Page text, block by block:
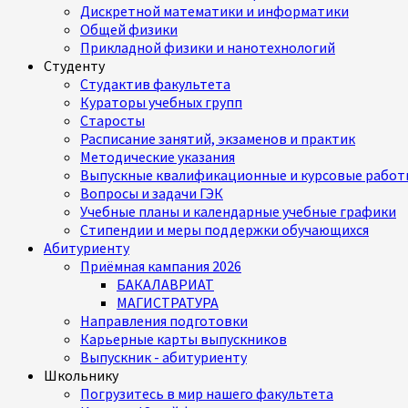
Дискретной математики и информатики
Общей физики
Прикладной физики и нанотехнологий
Студенту
Студактив факультета
Кураторы учебных групп
Старосты
Расписание занятий, экзаменов и практик
Методические указания
Выпускные квалификационные и курсовые
Вопросы и задачи ГЭК
Учебные планы и календарные учебные графики
Стипендии и меры поддержки обучающихся
Абитуриенту
Приёмная кампания 2026
БАКАЛАВРИАТ
МАГИСТРАТУРА
Направления подготовки
Карьерные карты выпускников
Выпускник - абитуриенту
Школьнику
Погрузитесь в мир нашего факультета